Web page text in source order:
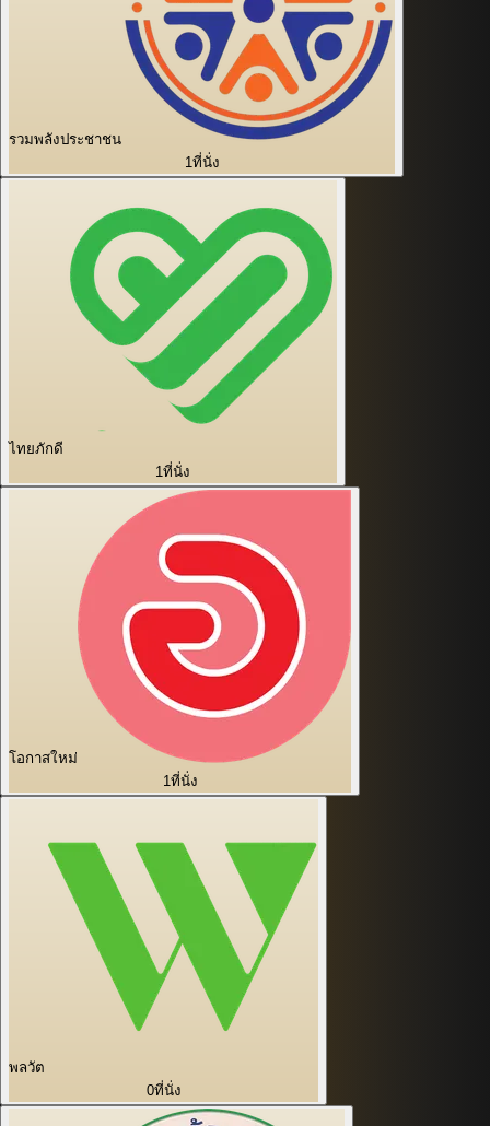
รวมพลังประชาชน
1ที่นั่ง
ไทยภักดี
1ที่นั่ง
โอกาสใหม่
1ที่นั่ง
พลวัต
0ที่นั่ง